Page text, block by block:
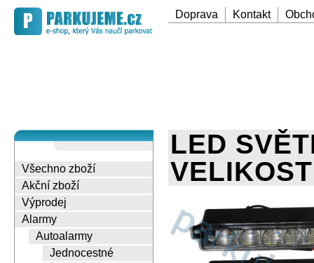
Doprava Kontakt
Všechno zboží
Akční zboží
Výprodej
Alarmy
Autoalarmy
Jednocestné
LED